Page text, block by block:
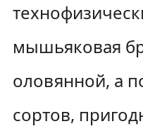
мышьяковая
оловянной, а
сортов,